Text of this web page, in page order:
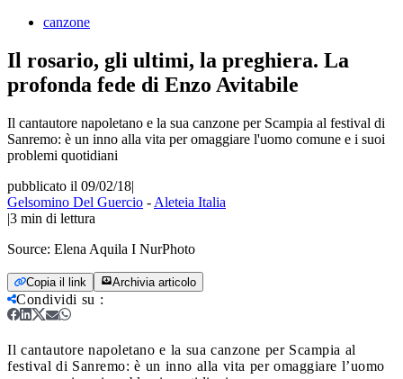
canzone
Il rosario, gli ultimi, la preghiera. La
profonda fede di Enzo Avitabile
Il cantautore napoletano e la sua canzone per Scampia al festival di
Sanremo: è un inno alla vita per omaggiare l'uomo comune e i suoi
problemi quotidiani
pubblicato il 09/02/18|
Gelsomino Del Guercio - Aleteia Italia
|3 min di lettura
Source: Elena Aquila I NurPhoto
Copia il link Archivia articolo
Condividi su :
Il cantautore napoletano e la sua canzone per Scampia al
festival di Sanremo: è un inno alla vita per omaggiare l’uomo